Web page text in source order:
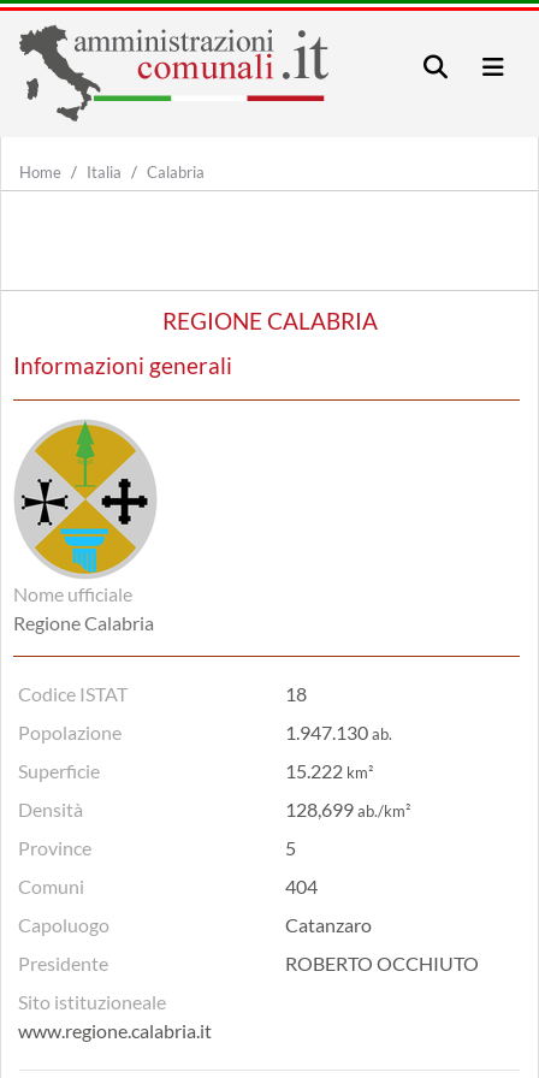
Home Italia Calabria
REGIONE CALABRIA
Informazioni generali
Nome ufficiale
Regione Calabria
Codice ISTAT
18
Popolazione
1.947.130ab.
Superficie 15.222 km²
Densità 128,699ab./km²
Province
5
Comuni
404
Capoluogo
Catanzaro
Presidente
ROBERTO OCCHIUTO
Sito istituzioneale
www.regione.calabria.it